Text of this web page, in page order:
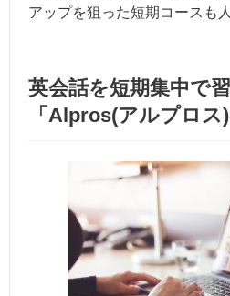
アップを狙った短期コースも
英会話を短期集中で
「Alpros(アルプロ